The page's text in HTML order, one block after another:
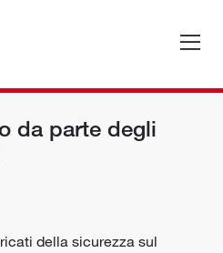
da parte degli
della sicurezza sul